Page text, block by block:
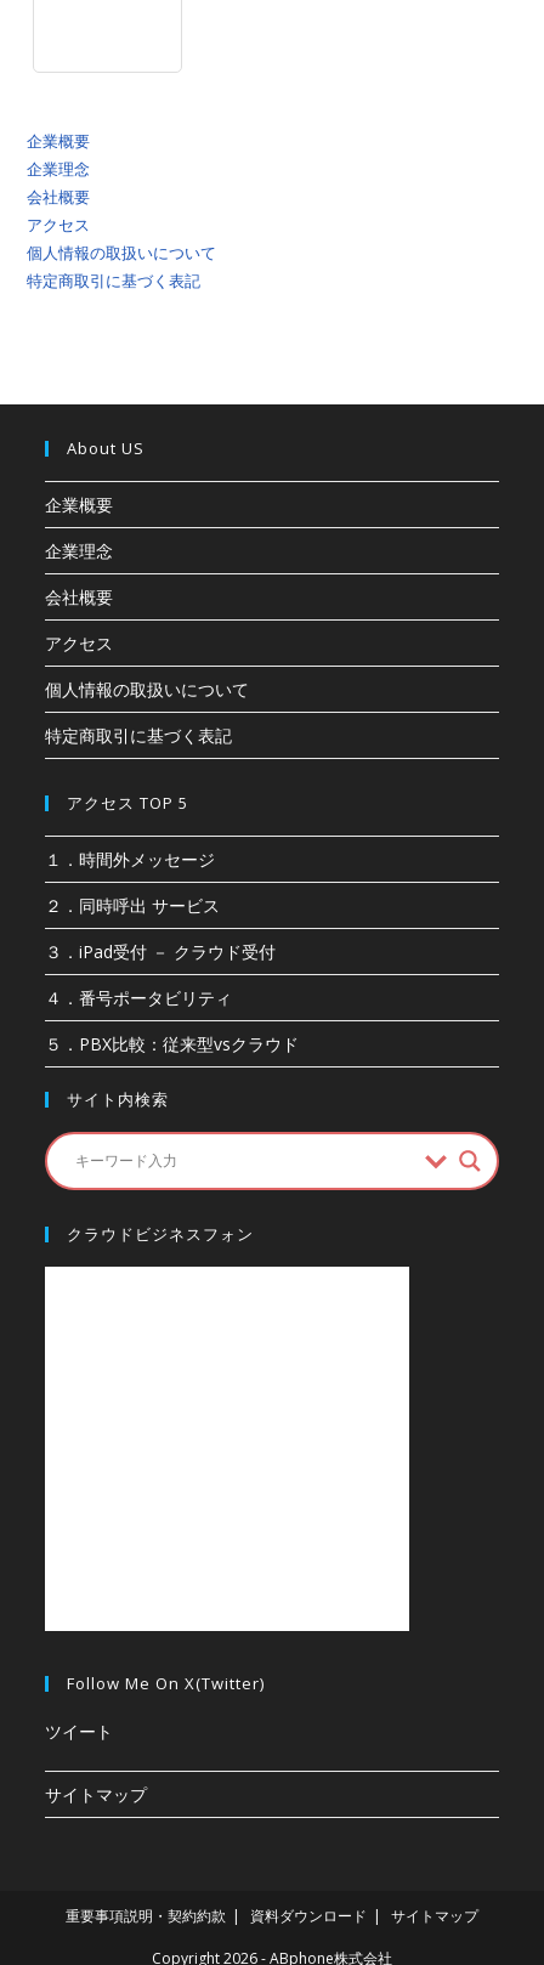
企業概要
企業理念
会社概要
アクセス
個人情報の取扱いについて
特定商取引に基づく表記
About US
企業概要
企業理念
会社概要
アクセス
個人情報の取扱いについて
特定商取引に基づく表記
アクセス TOP 5
１．時間外メッセージ
２．同時呼出 サービス
３．iPad受付 － クラウド受付
４．番号ポータビリティ
５．PBX比較：従来型vsクラウド
サイト内検索
クラウドビジネスフォン
Follow Me On X(Twitter)
ツイート
サイトマップ
重要事項説明・契約約款 資料ダウンロード サイトマップ
Copyright 2026 - ABphone株式会社